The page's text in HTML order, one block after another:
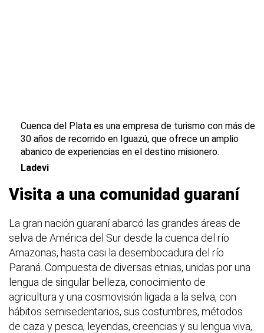
Cuenca del Plata es una empresa de turismo con más de
30 años de recorrido en Iguazú, que ofrece un amplio
abanico de experiencias en el destino misionero.
Ladevi
Visita a una comunidad guaraní
La gran nación guaraní abarcó las grandes áreas de
selva de América del Sur desde la cuenca del río
Amazonas, hasta casi la desembocadura del río
Paraná. Compuesta de diversas etnias, unidas por una
lengua de singular belleza, conocimiento de
agricultura y una cosmovisión ligada a la selva, con
hábitos semisedentarios, sus costumbres, métodos
de caza y pesca, leyendas, creencias y su lengua viva,